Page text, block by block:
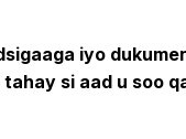
iyo
tahay si aad u soo